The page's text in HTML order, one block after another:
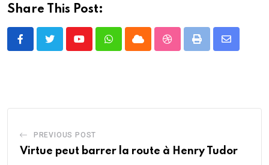
Share This Post:
YoutubeWhatsappCloud StumbleUpon
Print
Share
PREVIOUS POST
Virtue peut barrer la route à Henry Tudor